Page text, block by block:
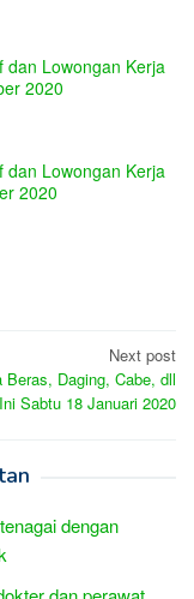
dan Lowongan Kerja
2020
dan Lowongan Kerja
2020
Next post
Beras, Daging, Cabe, dll
Sabtu 18 Januari 2020
dengan